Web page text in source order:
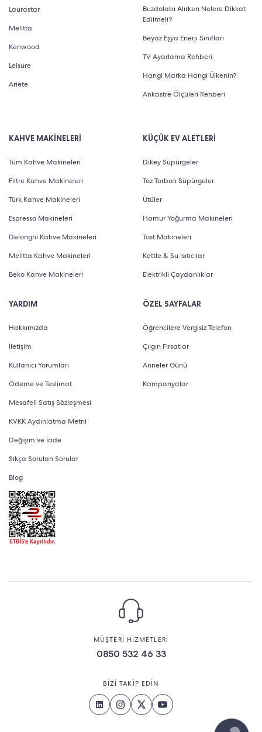
Laurastar
Melitta
Kenwood
Leisure
Ariete
Buzdolabı Alırken Nelere Dikkat
Edilmeli?
Beyaz Eşya Enerji Sınıfları
TV Ayarlama Rehberi
Hangi Marka Hangi Ülkenin?
Ankastre Ölçüleri Rehberi
KAHVE MAKİNELERİ
Tüm Kahve Makineleri
Filtre Kahve Makineleri
Türk Kahve Makineleri
Espresso Makineleri
Delonghi Kahve Makineleri
Melitta Kahve Makineleri
Beko Kahve Makineleri
YARDIM
Hakkımızda
İletişim
Kullanıcı Yorumları
Ödeme ve Teslimat
Mesafeli Satış Sözleşmesi
KVKK Aydınlatma Metni
Değişim ve İade
Sıkça Sorulan Sorular
Blog
KÜÇÜK EV ALETLERİ
Dikey Süpürgeler
Toz Torbalı Süpürgeler
Ütüler
Hamur Yoğurma Makineleri
Tost Makineleri
Kettle & Su Isıtıcılar
Elektrikli Çaydanlıklar
ÖZEL SAYFALAR
Öğrencilere Vergisiz Telefon
Çılgın Fırsatlar
Anneler Günü
Kampanyalar
MÜŞTERİ HİZMETLERİ
0850 532 46 33
BİZİ TAKİP EDİN